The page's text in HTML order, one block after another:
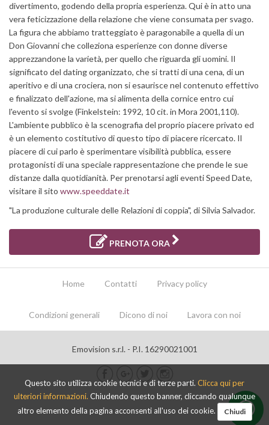
divertimento, godendo della propria esperienza. Qui è in atto una
vera feticizzazione della relazione che viene consumata per svago.
La figura che abbiamo tratteggiato è paragonabile a quella di un
Don Giovanni che colleziona esperienze con donne diverse
apprezzandone la varietà, per quello che riguarda gli uomini. Il
significato del dating organizzato, che si tratti di una cena, di un
aperitivo e di una crociera, non si esaurisce nel contenuto effettivo
e finalizzato dell'azione, ma si alimenta della cornice entro cui
l'evento si svolge (Finkelstein: 1992, 10 cit. in Mora 2001,110).
L'ambiente pubblico è la scenografia del proprio piacere privato ed
è un elemento costitutivo di questo tipo di piacere ricercato. Il
piacere di cui parlo è sperimentare visibilità pubblica, essere
protagonisti di una speciale rappresentazione che prende le sue
distanze dalla quotidianità. Per prenotarsi agli eventi Speed Date,
visitare il sito www.speeddate.it
"La produzione culturale delle Relazioni di coppia", di Silvia Salvador.
PRENOTA ORA
Home Contatti Privacy policy
Condizioni generali Dicono di noi Lavora con noi
Emovision s.r.l. - P.I. 16290021001
Questo sito utilizza cookie tecnici e di terze parti. Clicca qui per
ulteriori informazioni. Chiudendo questo banner, cliccando qualunque
altro elemento della pagina acconsenti all'uso dei cookie.
Chiudi